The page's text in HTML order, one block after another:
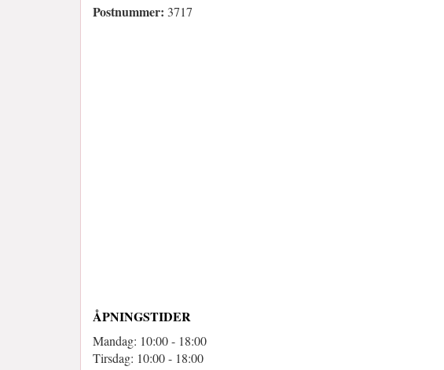
Postnummer: 3717
ÅPNINGSTIDER
Mandag: 10:00 - 18:00
Tirsdag: 10:00 - 18:00